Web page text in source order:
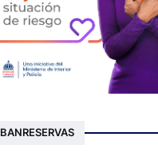
BANRESERVAS